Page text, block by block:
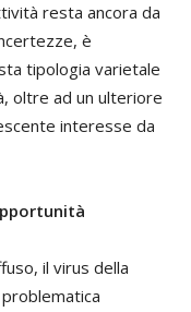
resta ancora da
è
tipologia varietale
oltre ad un ulteriore
interesse da
il virus della